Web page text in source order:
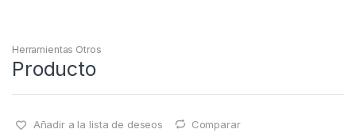
Herramientas Otros
Producto
Añadir a la lista de deseos Comparar